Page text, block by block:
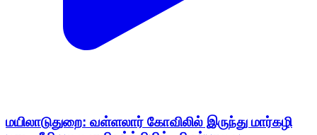
மயிலாடுதுறை: வள்ளலார் கோவிலில் இருந்து மார்கழி